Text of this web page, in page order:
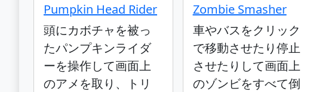
Pumpkin Head Rider
頭にカボチャを被っ
たパンプキンライダ
ーを操作して画面上
のアメを取り、トリ
Zombie Smasher
車やバスをクリック
で移動させたり停止
させたりして画面上
のゾンビをすべて倒